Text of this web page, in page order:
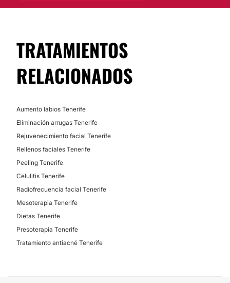
TRATAMIENTOS
RELACIONADOS
Aumento labios Tenerife
Eliminación arrugas Tenerife
Rejuvenecimiento facial Tenerife
Rellenos faciales Tenerife
Peeling Tenerife
Celulitis Tenerife
Radiofrecuencia facial Tenerife
Mesoterapia Tenerife
Dietas Tenerife
Presoterapia Tenerife
Tratamiento antiacné Tenerife